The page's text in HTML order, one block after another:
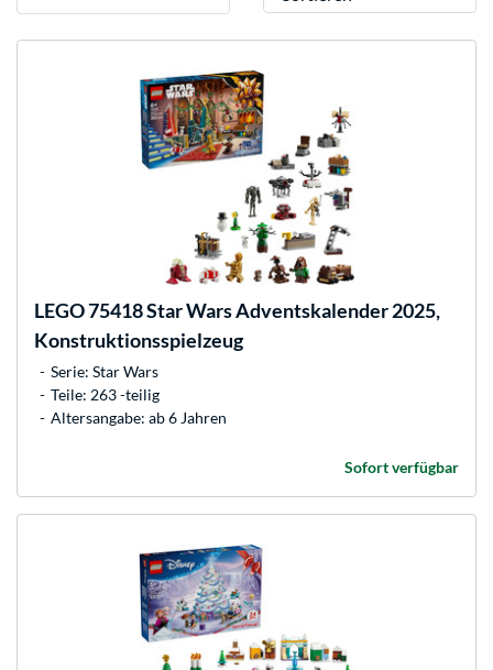
LEGO75418 Star Wars Adventskalender 2025,
Konstruktionsspielzeug
Serie: Star Wars
Teile: 263 -teilig
Altersangabe: ab 6 Jahren
Sofort verfügbar